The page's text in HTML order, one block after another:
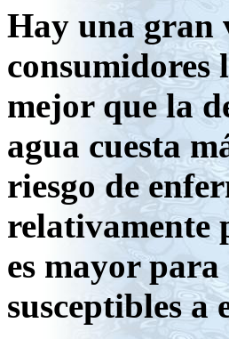
Hay una gran
consumidores
mejor que la
agua cuesta
riesgo de
relativamente
es mayor
susceptibles a